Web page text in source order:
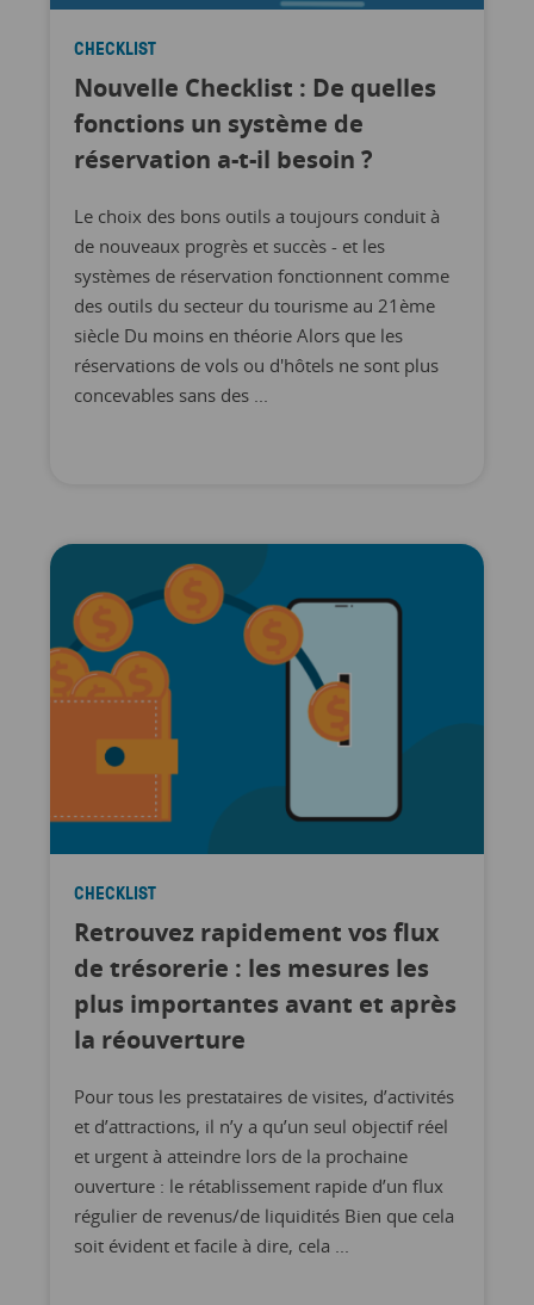
CHECKLIST
Nouvelle Checklist : De quelles
fonctions un système de
réservation a-t-il besoin ?
Le choix des bons outils a toujours conduit à
de nouveaux progrès et succès - et les
systèmes de réservation fonctionnent comme
des outils du secteur du tourisme au 21ème
siècle Du moins en théorie Alors que les
réservations de vols ou d'hôtels ne sont plus
concevables sans des ...
CHECKLIST
Retrouvez rapidement vos flux
de trésorerie : les mesures les
plus importantes avant et après
la réouverture
Pour tous les prestataires de visites, d’activités
et d’attractions, il n’y a qu’un seul objectif réel
et urgent à atteindre lors de la prochaine
ouverture : le rétablissement rapide d’un flux
régulier de revenus/de liquidités Bien que cela
soit évident et facile à dire, cela ...